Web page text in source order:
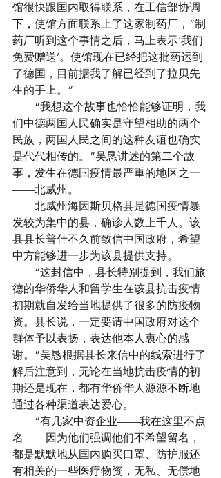
馆很快跟国内取得联系，在工信部协调
下，使馆方面联系上了这家制药厂，“制
药厂听到这个事情之后，马上表示‘我们
免费赠送’。使馆现在已经把这批药运到
了德国，目前据我了解已经到了拉贝先
生的手上。”
“我想这个故事也恰恰能够证明，我
们中德两国人民确实是守望相助的两个
民族，两国人民之间的这种友谊也确实
是代代相传的。”吴恳讲述的第二个故
事，发生在德国疫情最严重的地区之一
——北威州。
北威州海因斯贝格县是德国疫情暴
发较为集中的县，确诊人数上千人。该
县县长普什不久前致信中国政府，希望
中方能够进一步为该县提供支持。
“这封信中，县长特别提到，我们旅
德的华侨华人和留学生在该县抗击疫情
初期就自发给当地提供了很多的防疫物
资。县长说，一定要请中国政府对这个
群体予以表扬，表达他本人衷心的感
谢。”吴恳根据县长来信中的线索进行了
解后注意到，无论在当地抗击疫情的初
期还是现在，都有华侨华人源源不断地
通过各种渠道表达爱心。
“有几家中资企业——我在这里不点
名——因为他们强调他们不希望留名，
都是默默地从国内购买口罩、防护服还
有相关的一些医疗物资，无私、无偿地